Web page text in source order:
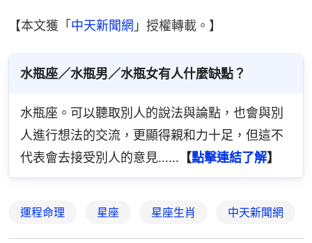
【本文獲「中天新聞網 」授權轉載。】
水瓶座／水瓶男／水瓶女有人什麼缺點？
水瓶座。可以聽取別人的說法與論點，也會與別
人進行想法的交流，更顯得親和力十足，但這不
代表會去接受別人的意見…… 【點擊連結了解】
運程命理 星座 星座生肖 中天新聞網